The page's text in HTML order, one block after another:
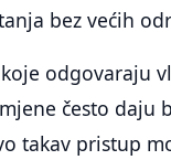
bez većih
odgovaraju
često daju
takav pristup